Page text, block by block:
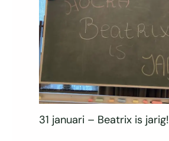
31 januari – Beatrix is jarig!